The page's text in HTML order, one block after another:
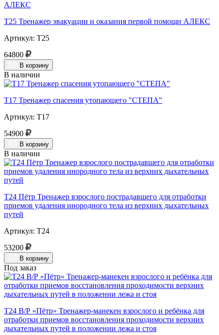
Т25 Тренажер эвакуации и оказания первой помощи АЛЕКС
Артикул: Т25
64800
В корзину
В наличии
Т17 Тренажер спасения утопающего "СТЕПА"
Артикул: Т17
54900
В корзину
В наличии
Т24 Пётр Тренажер взрослого пострадавшего для отработки
приемов удаления инородного тела из верхних дыхательных
путей
Артикул: Т24
53200
В корзину
Под заказ
Т24 В/Р «Пётр» Тренажер-манекен взрослого и ребёнка для
отработки приемов восстановления проходимости верхних
дыхательных путей в положении лежа и стоя